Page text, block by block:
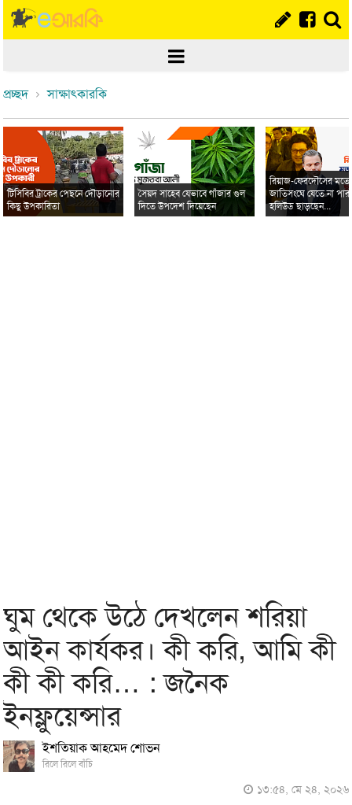
প্রচ্ছদ সাক্ষাৎকারকি
টিসিবির ট্রাকের পেছনে দৌড়ানোর
কিছু উপকারিতা
সৈয়দ সাহেব যেভাবে গাঁজার গুল
দিতে উপদেশ দিয়েছেন
রিয়াজ-ফেরদৌসের মতো
জাতিসংঘে যেতে না
হলিউড ছাড়ছেন...
ঘুম থেকে উঠে দেখলেন শরিয়া
আইন কার্যকর। কী করি, আমি কী
কী কী করি… : জনৈক
ইনফ্লুয়েন্সার
ইশতিয়াক আহমেদ শোভন
রিলে রিলে বাঁচি
১৩:৫৪, মে ২৪, ২০২৬